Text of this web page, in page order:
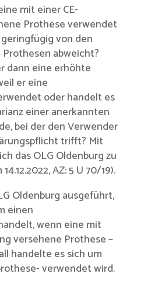
mit einer CE-
Prothese verwendet
von den
abweicht?
dann eine erhöhte
er eine
oder handelt es
einer anerkannten
bei der den Verwender
trifft? Mit
das OLG Oldenburg zu
AZ: 5 U 70/19).
Oldenburg ausgeführt,
einen
wenn eine mit
versehene Prothese –
handelte es sich um
verwendet wird.